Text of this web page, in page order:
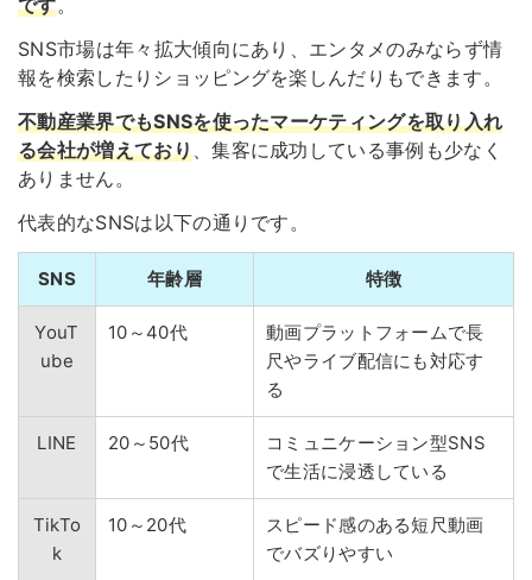
SNS市場は年々拡大傾向にあり、エンタメのみならず情
報を検索したりショッピングを楽しんだりもできます。
不動産業界でもSNSを使ったマーケティングを取り入れ
る会社が増えており、集客に成功している事例も少なく
ありません。
代表的なSNSは以下の通りです。
SNS 年齢層 特徴
YouT
ube
10～40代
動画プラットフォームで長
尺やライブ配信にも対応す
る
LINE 20～50代
コミュニケーション型SNS
で生活に浸透している
TikTo
k
10～20代
スピード感のある短尺動画
でバズりやすい